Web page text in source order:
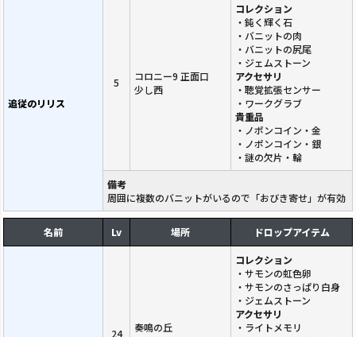
追従のリリス
5
コロニー9 正面口
少し西
コレクション
・鈍く輝く石
・バニットの肉
・バニットの尻尾
・ジェムストーン
アクセサリ
・聴覚拡張センサー
・ワークグラブ
貴重品
・ノポンコイン・金
・ノポンコイン・銀
・謎の欠片・輪
備考
周囲に複数のバニットがいるので「おびき寄せ」が有効
名前 Lv 場所 ドロップアイテム
24
奏鳴の丘
コレクション
・サモンの虹色卵
・サモンのさっぱり白身
・ジェムストーン
アクセサリ
・ライトメモリ